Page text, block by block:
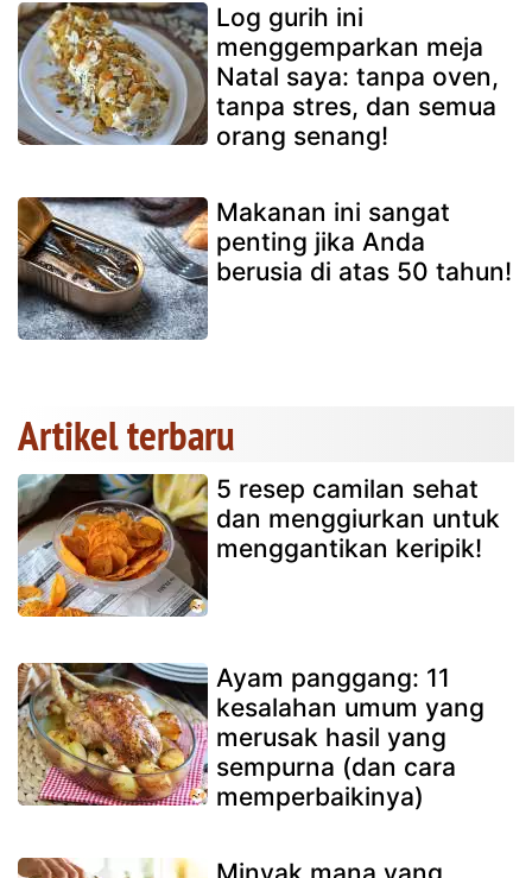
Log gurih ini
menggemparkan meja
Natal saya: tanpa oven,
tanpa stres, dan semua
orang senang!
Makanan ini sangat
penting jika Anda
berusia di atas 50 tahun!
Artikel terbaru
5 resep camilan sehat
dan menggiurkan untuk
menggantikan keripik!
Ayam panggang: 11
kesalahan umum yang
merusak hasil yang
sempurna (dan cara
memperbaikinya)